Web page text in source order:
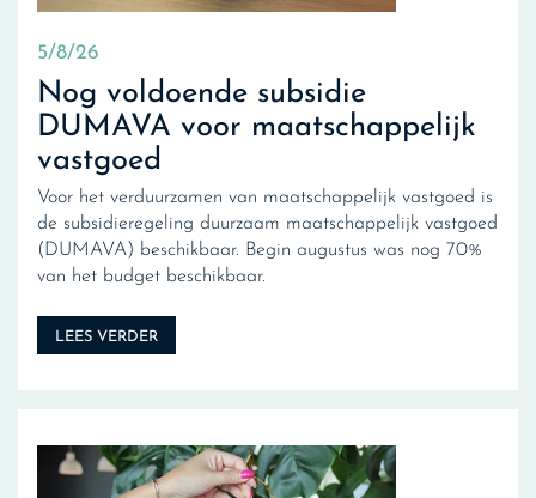
5/8/26
Nog voldoende subsidie
DUMAVA voor maatschappelijk
vastgoed
Voor het verduurzamen van maatschappelijk vastgoed is
de subsidieregeling duurzaam maatschappelijk vastgoed
(DUMAVA) beschikbaar. Begin augustus was nog 70%
van het budget beschikbaar.
LEES VERDER